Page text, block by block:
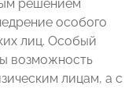
решением
особого
лиц. Особый
возможность
лицам, а с